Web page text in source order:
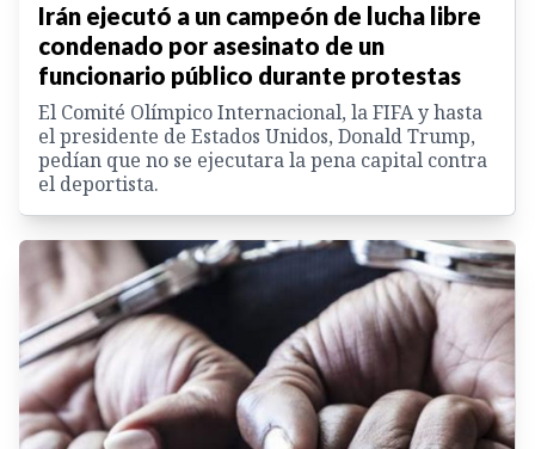
Irán ejecutó a un campeón de lucha libre
condenado por asesinato de un
funcionario público durante protestas
El Comité Olímpico Internacional, la FIFA y hasta
el presidente de Estados Unidos, Donald Trump,
pedían que no se ejecutara la pena capital contra
el deportista.